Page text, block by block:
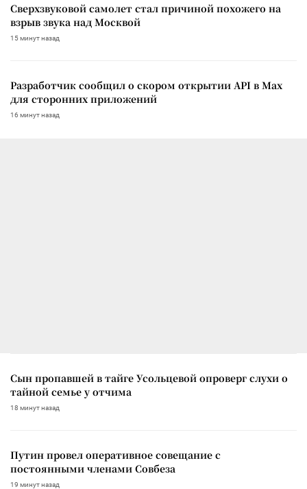
Сверхзвуковой самолет стал причиной похожего на
взрыв звука над Москвой
15 минут назад
Разработчик сообщил о скором открытии API в Max
для сторонних приложений
16 минут назад
Сын пропавшей в тайге Усольцевой опроверг слухи о
тайной семье у отчима
18 минут назад
Путин провел оперативное совещание с
постоянными членами Совбеза
19 минут назад